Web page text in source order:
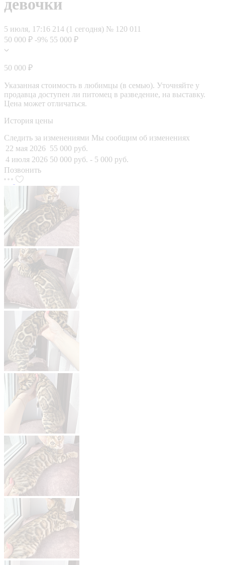
девочки
5 июля, 17:16 214 (1 сегодня) № 120 011
50 000 ₽ -9% 55 000 ₽
50 000 ₽
Указанная стоимость в любимцы (в семью). Уточняйте у
продавца доступен ли питомец в разведение, на выставку.
Цена может отличаться.
История цены
Следить за изменениями Мы сообщим об изменениях
22 мая 2026 55 000 руб.
4 июля 2026 50 000 руб. - 5 000 руб.
Позвонить